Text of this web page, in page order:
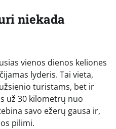
niekada
vienos dienos keliones
lyderis. Tai vieta,
turistams, bet ir
už 30 kilometrų nuo
savo ežerų gausa ir,
pilimi.